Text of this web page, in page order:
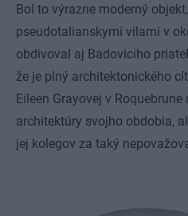
Bol to výrazne moderný
pseudotalianskymi vilami v
obdivoval aj Badoviciho
že je plný architektonického
Eileen Grayovej v
architektúry svojho obdobia,
jej kolegov za taký